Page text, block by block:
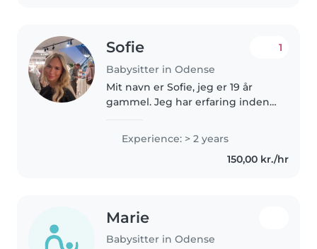
Sofie
Babysitter in Odense
1
Mit navn er Sofie, jeg er 19 år
gammel. Jeg har erfaring inden
passet børn i min familie. Jeg har
Experience: > 2 years
150,00 kr./hr
Marie
Babysitter in Odense